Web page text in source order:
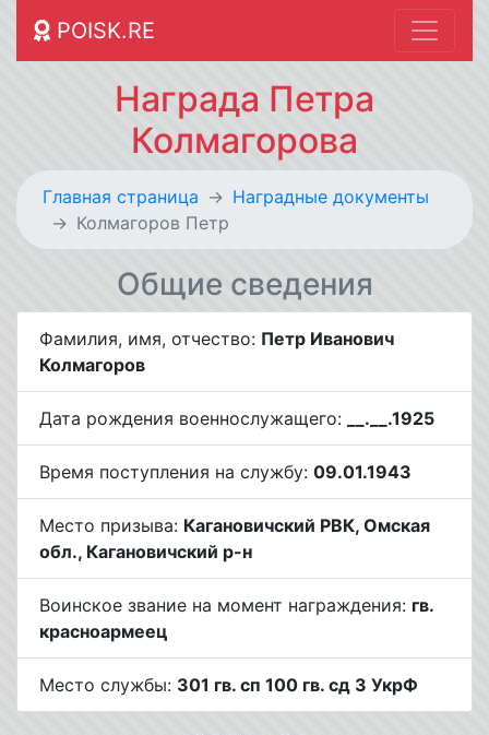
POISK.RE
Награда Петра
Колмагорова
Главная страница
Наградные документы
Колмагоров Петр
Общие сведения
Фамилия, имя, отчество: Петр Иванович
Колмагоров
Дата рождения военнослужащего: __.__.1925
Время поступления на службу: 09.01.1943
Место призыва: Кагановичский РВК, Омская
обл., Кагановичский р-н
Воинское звание на момент награждения: гв.
красноармеец
Место службы: 301 гв. сп 100 гв. сд 3 УкрФ